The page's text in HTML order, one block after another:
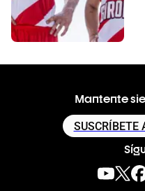
Mantente
SUSCRÍBETE